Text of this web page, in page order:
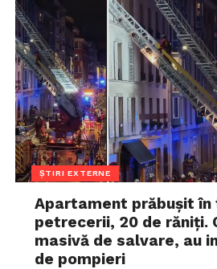
ȘTIRI EXTERNE
Apartament prăbușit în
petrecerii, 20 de răniți.
masivă de salvare, au
de pompieri